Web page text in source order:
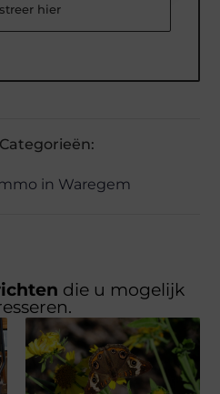
hier
in Waregem
die u mogelijk